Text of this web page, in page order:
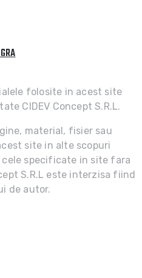
folosite in acest site
CIDEV Concept S.R.L.
material, fisier sau
site in alte scopuri
specificate in site fara
S.R.L este interzisa fiind
de autor.